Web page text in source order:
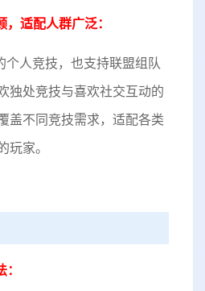
适配人群广泛：
个人竞技，也支持联盟组队
独处竞技与喜欢社交互动的
盖不同竞技需求，适配各类
家。